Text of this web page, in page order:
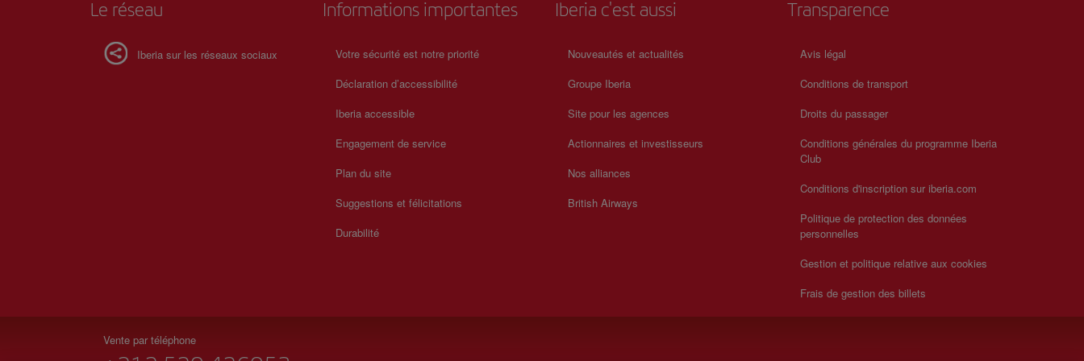
Le réseau
Iberia sur les réseaux sociaux
Informations importantes
Votre sécurité est notre priorité
Déclaration d’accessibilité
Iberia accessible
Engagement de service
Plan du site
Suggestions et félicitations
Durabilité
Iberia c'est aussi
Nouveautés et actualités
Groupe Iberia
Site pour les agences
Actionnaires et investisseurs
Nos alliances
British Airways
Transparence
Avis légal
Conditions de transport
Droits du passager
Conditions générales du programme Iberia
Club
Conditions d'inscription sur iberia.com
Politique de protection des données
personnelles
Gestion et politique relative aux cookies
Frais de gestion des billets
Vente par téléphone